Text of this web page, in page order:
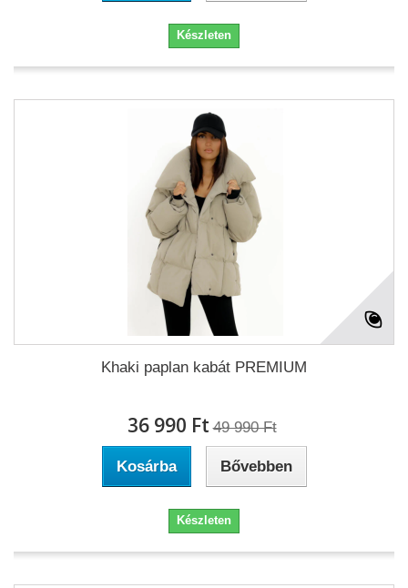
Készleten
Khaki paplan kabát PREMIUM
36 990 Ft‎ 49 990 Ft‎
Kosárba Bővebben
Készleten